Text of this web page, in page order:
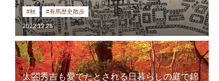
#秋 #有馬歴史散歩
2022.12.26
太閤秀吉も愛でたとされる日暮らしの庭で錦